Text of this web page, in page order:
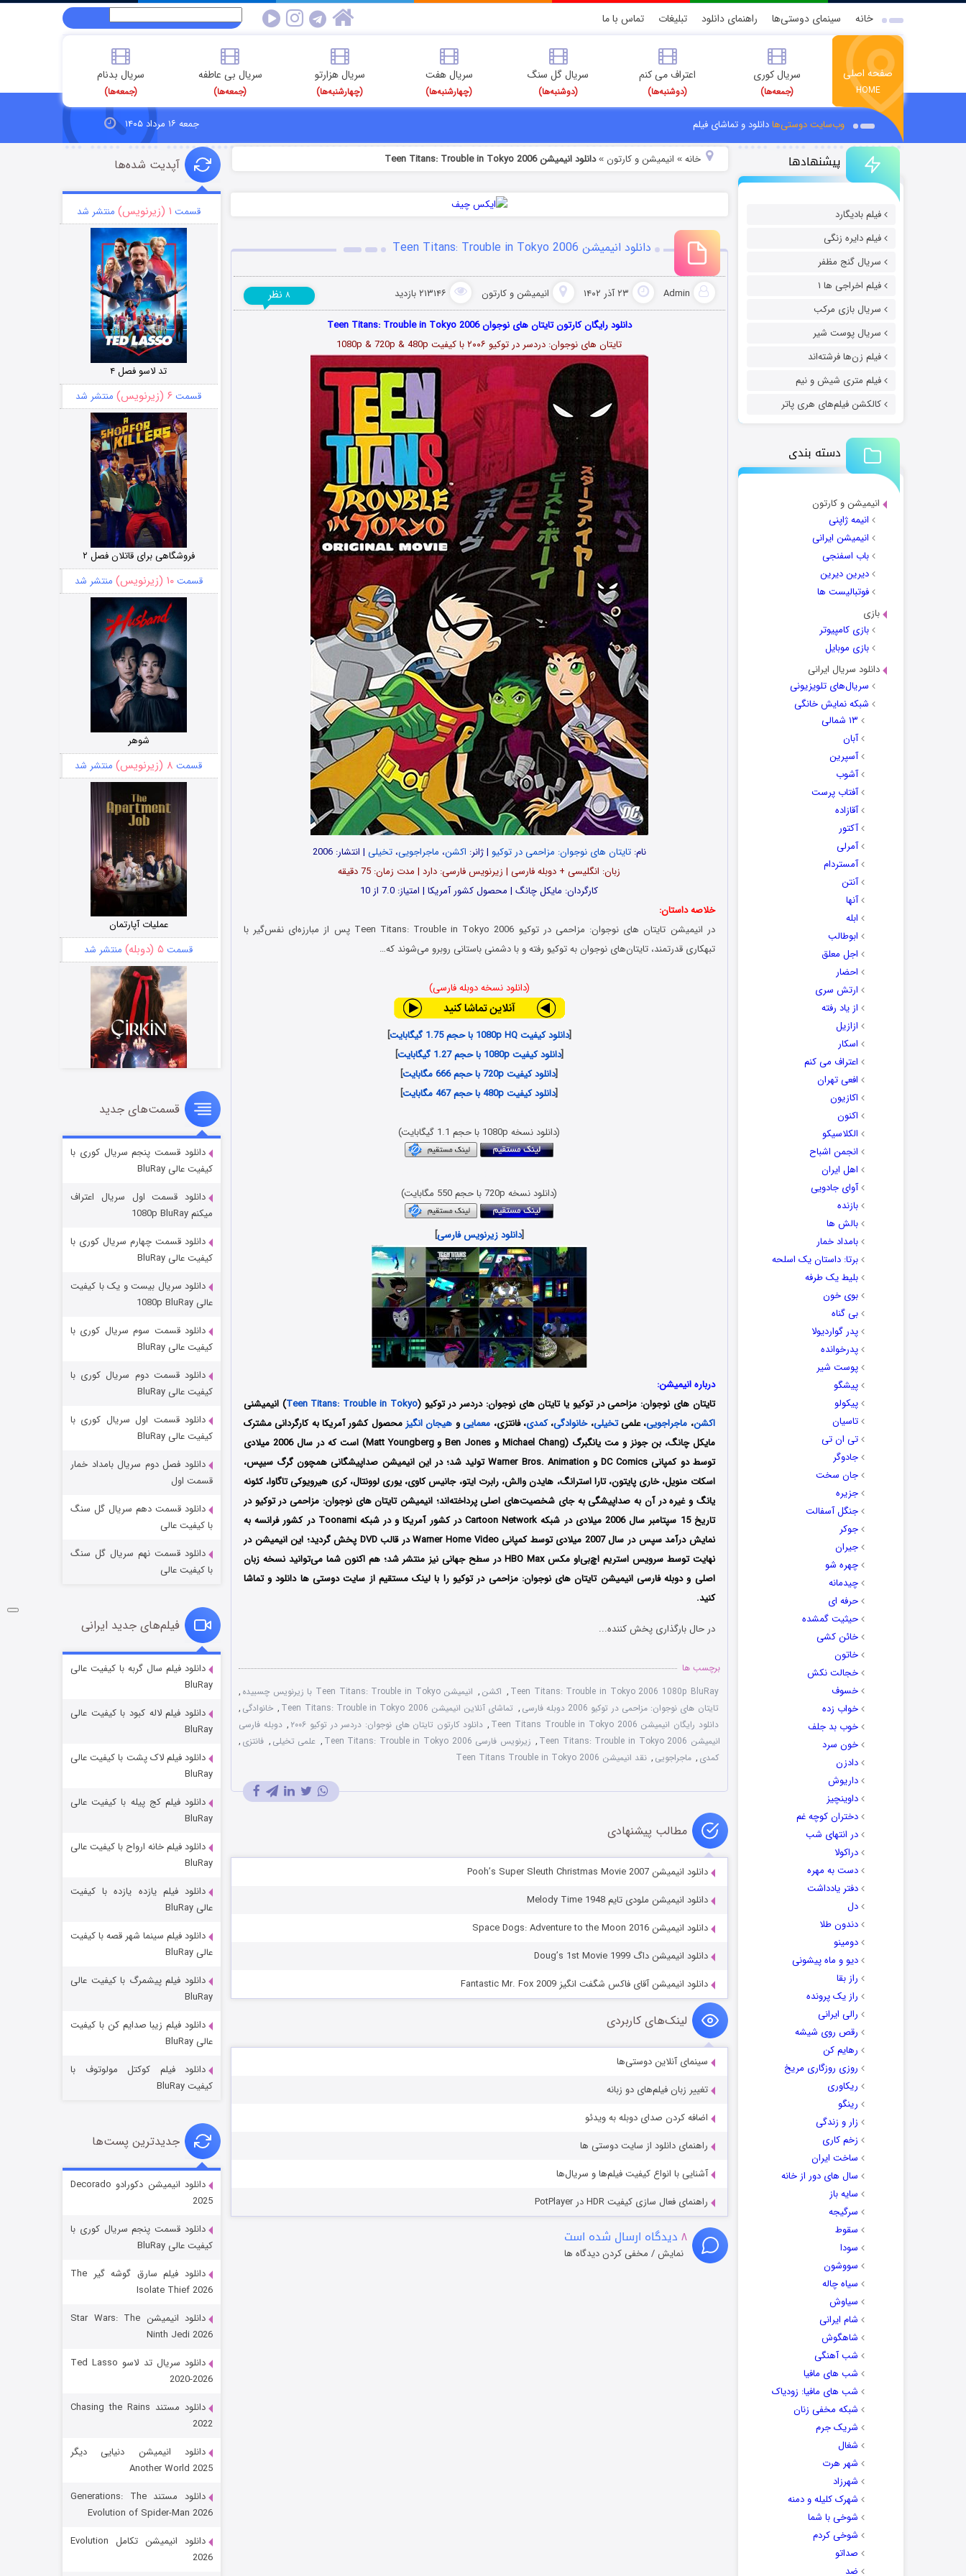
خانه سینمای دوستی‌ها راهنمای دانلود تبلیغات تماس با ما
صفحه اصلی
HOME
سریال کوری
(جمعه‌ها)
اعتراف می کنم
(دوشنبه‌ها)
سریال گل سنگ
(دوشنبه‌ها)
سریال هفت
(چهارشنبه‌ها)
سریال هزارتو
(چهارشنبه‌ها)
سریال بی عاطفه
(جمعه‌ها)
سریال بدنام
(جمعه‌ها)
وب‌سایت دوستی‌هادانلود و تماشای فیلم جمعه ۱۶ مرداد ۱۴۰۵
پیشنهادها
فیلم بادیگارد
فیلم دایره زنگی
سریال گنج مظفر
فیلم اخراجی ها ۱
سریال بازی مرکب
سریال پوست شیر
فیلم زن‌ها فرشته‌اند
فیلم متری شیش و نیم
کالکشن فیلم‌های هری پاتر
دسته بندی
انیمیشن و کارتون
انیمه ژاپنی
انیمیشن ایرانی
باب اسفنجی
دیرین دیرین
فوتبالیست ها
بازی
بازی کامپیوتر
بازی موبایل
دانلود سریال ایرانی
سریال‌های تلویزیونی
شبکه نمایش خانگی
۱۳ شمالی
آبان
آسپرین
آشوب
آفتاب پرست
آقازاده
آکتور
آمرلی
آمستردام
آنتن
آنها
ابله
ابوطالب
اجل معلق
احضار
ارتش سری
از یاد رفته
ازازیل
اسکار
اعتراف می کنم
افعی تهران
اکازیون
اکنون
الکلاسیکو
انجمن اشباح
اهل ایران
آوای جادویی
بازنده
بالش ها
بامداد خمار
برتا: داستان یک اسلحه
بلیط یک‌‌ طرفه
بوی خون
بی گناه
پدر گواردیولا
پدرخوانده
پوست شیر
پیشگو
پیکولو
تاسیان
تی ان تی
جادوگر
جان سخت
جزیره
جنگل آسفالت
جوکر
جیران
چهره شو
چیدمانه
حرفه ای
حیثیت گمشده
خائن کشی
خاتون
خجالت نکش
خسوف
خواب زده
خوب بد جلف
خون سرد
دادزن
داریوش
داوینچیز
دختران کوچه غم
در انتهای شب
دراکولا
دست به مهره
دفتر یادداشت
دل
دندون طلا
دومینو
دیو و ماه پیشونی
راز بقا
راز یک پرونده
رالی ایرانی
رقص روی شیشه
رهایم کن
روزی روزگاری مریخ
ریکاوری
رینگو
زار و زندگی
زخم کاری
ساخت ایران
سال های دور از خانه
سایه باز
سرگیجه
سقوط
سودا
سووشون
سیاه چاله
سیاوش
شام ایرانی
شاهگوش
شب آهنگی
شب های مافیا
شب های مافیا: زودیاک
شبکه مخفی زنان
شریک جرم
شغال
شهر هرت
شهرزاد
شهرک کلیله و دمنه
شوخی با شما
شوخی کردم
صداتو
ضد
خانه» انیمیشن و کارتون »دانلود انیمیشن Teen Titans: Trouble in Tokyo 2006
دانلود انیمیشن Teen Titans: Trouble in Tokyo 2006
Admin ۲۳ آذر ۱۴۰۲ انیمیشن و کارتون ۲۱۳۱۴۶ بازدید ۸ نظر
دانلود رایگان کارتون تایتان های نوجوان Teen Titans: Trouble in Tokyo 2006
تایتان های نوجوان: دردسر در توکیو ۲۰۰۶ با کیفیت 1080p & 720p & 480p
نام:تایتان های نوجوان: مزاحمی در توکیو | ژانر: اکشن، ماجراجویی،تخیلی | انتشار: 2006
زبان: انگلیسی + دوبله فارسی | زیرنویس فارسی: دارد | مدت زمان: 75 دقیقه
کارگردان: مایکل چانگ | محصول کشور آمریکا | امتیاز: 7.0 از 10
خلاصه داستان:
در انیمیشن تایتان های نوجوان: مزاحمی در توکیو Teen Titans: Trouble in Tokyo 2006 پس از مبارزه‌ای نفس‌گیر با
تبهکاری قدرتمند، تایتان‌های نوجوان به توکیو رفته و با دشمنی باستانی روبرو می‌شوند که…
(دانلود نسخه دوبله فارسی)
[دانلود کیفیت 1080p HQ با حجم 1.75 گیگابایت
]
[دانلود کیفیت 1080p با حجم 1.27 گیگابایت
]
[دانلود کیفیت 720p با حجم 666 مگابایت
]
[دانلود کیفیت 480p با حجم 467 مگابایت ]
(دانلود نسخه 1080p با حجم 1.1 گیگابایت)
(دانلود نسخه 720p با حجم 550 مگابایت)
[دانلود زیرنویس فارسی]
درباره انیمیشن:
تایتان های نوجوان: مزاحمی در توکیو یا تایتان های نوجوان: دردسر در توکیو (Teen Titans: Trouble in Tokyo) انیمیشنی
اکشن، ماجراجویی، علمیتخیلی،خانوادگی،کمدی، فانتزی، معماییو هیجان انگیز محصول کشور آمریکا به کارگردانی مشترک
مایکل چانگ، بن جونز و مت یانگبرگ (Michael Chang و Ben Jones و Matt Youngberg) است که در سال 2006 میلادی
توسط دو کمپانی DC Comics و Warner Bros. Animation تولید شد؛ در این انیمیشن صداپیشگانی همچون گرگ سیپس،
اسکات منویل، خاری پایتون، تارا استرانگ، هایدن والش، رابرت ایتو، جانیس کاوی، یوری لوونتال، کری هیرویوکی تاگاوا، کئونه
یانگ و غیره در آن به صداپیشگی به جای شخصیت‌های اصلی پرداخته‌اند؛ انیمیشن تایتان های نوجوان: مزاحمی در توکیو در
تاریخ 15 سپتامبر سال 2006 میلادی در شبکه Cartoon Network در کشور آمریکا و در شبکه Toonami در کشور فرانسه به
نمایش درآمد سپس در سال 2007 میلادی توسط کمپانی Warner Home Video در قالب DVD پخش گردید؛ این انیمیشن در
نهایت توسط سرویس استریم اچ‌بی‌او مکس HBO Max در سطح جهانی نیز منتشر شد؛ هم اکنون شما می‌توانید نسخه زبان
اصلی و دوبله فارسی انیمیشن تایتان های نوجوان: مزاحمی در توکیو را با لینک مستقیم از سایت دوستی ها دانلود و تماشا
کنید.
در حال بارگذاری پخش کننده...
برچسب ها
Teen Titans: Trouble in Tokyo 2006 1080p BluRay
, اکشن , انیمیشن Teen Titans: Trouble in Tokyo با زیرنویس چسبیده
,
تایتان های نوجوان: مزاحمی در توکیو 2006 دوبله فارسی
, تماشای آنلاین انیمیشن Teen Titans: Trouble in Tokyo 2006 , خانوادگی ,
دانلود رایگان انیمیشن Teen Titans Trouble in Tokyo 2006
, دانلود کارتون تایتان های نوجوان: دردسر در توکیو ۲۰۰۶ , دوبله فارسی
انیمیشن Teen Titans: Trouble in Tokyo 2006
, زیرنویس فارسی Teen Titans: Trouble in Tokyo 2006 , علمی تخیلی , فانتزی ,
کمدی , ماجراجویی , نقد انیمیشن Teen Titans Trouble in Tokyo 2006
مطالب پیشنهادی
دانلود انیمیشن Pooh’s Super Sleuth Christmas Movie 2007
دانلود انیمیشن ملودی تایم Melody Time 1948
دانلود انیمیشن Space Dogs: Adventure to the Moon 2016
دانلود انیمیشن داگ Doug’s 1st Movie 1999
دانلود انیمیشن آقای فاکس شگفت انگیز Fantastic Mr. Fox 2009
لینک‌های کاربردی
سینمای آنلاین دوستی‌ها
تغییر زبان فیلم‌های دو زبانه
اضافه کردن صدای دوبله به ویدئو
راهنمای دانلود از سایت دوستی ها
آشنایی با انواع کیفیت فیلم‌ها و سریال‌ها
راهنمای فعال سازی کیفیت HDR در PotPlayer
۸ دیدگاه ارسال شده است
نمایش / مخفی کردن دیدگاه ها
آپدیت شده‌ها
قسمت ۱ (زیرنویس) منتشر شد
تد لاسو فصل ۴
قسمت ۶ (زیرنویس) منتشر شد
فروشگاهی برای قاتلان فصل ۲
قسمت۱۰ (زیرنویس) منتشر شد
شوهر
قسمت ۸ (زیرنویس) منتشر شد
عملیات آپارتمان
قسمت ۵ (دوبله) منتشر شد
سریال زشت
قسمت۲ (زیرنویس) منتشر شد
مردگان متحرک: شهر مرده ۳
شکست استوارت در نجات جهان
قسمت ۷ (زیرنویس) منتشر شد
شوگر فصل ۲
قسمت
خاندان اژدها فصل ۳
جادوگری در مغولستان
قسمت ۶ (زیرنویس)
رویایی برای تو
قسمت
قسمت‌های جدید
دانلود قسمت پنجم سریال کوری با
کیفیت عالی BluRay
دانلود قسمت اول سریال اعتراف
میکنم 1080p BluRay
دانلود قسمت چهارم سریال کوری با
کیفیت عالی BluRay
دانلود سریال بیست و یک با کیفیت
عالی 1080p BluRay
دانلود قسمت سوم سریال کوری با
کیفیت عالی BluRay
دانلود قسمت دوم سریال کوری با
کیفیت عالی BluRay
دانلود قسمت اول سریال کوری با
کیفیت عالی BluRay
دانلود فصل دوم سریال بامداد خمار
قسمت اول
دانلود قسمت دهم سریال گل سنگ
با کیفیت عالی
دانلود قسمت نهم سریال گل سنگ
با کیفیت عالی
فیلم‌های جدید ایرانی
دانلود فیلم سال گربه با کیفیت عالی
BluRay
دانلود فیلم لاله کبود با کیفیت عالی
BluRay
دانلود فیلم لاک پشت با کیفیت عالی
BluRay
دانلود فیلم کج‌ پیله با کیفیت عالی
BluRay
دانلود فیلم خانه ارواح با کیفیت عالی
BluRay
دانلود فیلم یازده یازده با کیفیت
عالی BluRay
دانلود فیلم سینما شهر قصه با کیفیت
عالی BluRay
دانلود فیلم پیشمرگ با کیفیت عالی
BluRay
دانلود فیلم زیبا صدایم کن با کیفیت
عالی BluRay
دانلود فیلم کوکتل مولوتوف با
کیفیت BluRay
جدیدترین پست‌ها
دانلود انیمیشن دکورادو Decorado
2025
دانلود قسمت پنجم سریال کوری با
کیفیت عالی BluRay
دانلود فیلم سارق گوشه گیر The
Isolate Thief 2026
دانلود انیمیشن Star Wars: The
Ninth Jedi 2026
دانلود سریال تد لاسو Ted Lasso
2020-2026
دانلود مستند Chasing the Rains
2022
دانلود انیمیشن دنیایی دیگر
Another World 2025
دانلود مستند Generations: The
Evolution of Spider-Man 2026
دانلود انیمیشن تکامل Evolution
2026